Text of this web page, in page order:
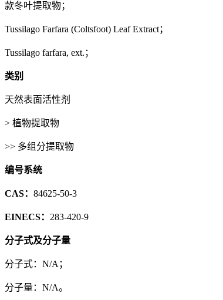
款冬叶提取物；
Tussilago Farfara (Coltsfoot) Leaf Extract；
Tussilago farfara, ext.；
类别
天然表面活性剂
> 植物提取物
>> 多组分提取物
编号系统
CAS： 84625-50-3
EINECS： 283-420-9
分子式及分子量
分子式：N/A；
分子量：N/A。